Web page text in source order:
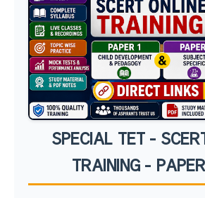
SPECIAL TET -
TRAINING -